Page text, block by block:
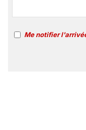
Me notifier